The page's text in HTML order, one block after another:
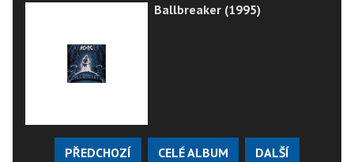
Ballbreaker (1995)
PŘEDCHOZÍ CELÉ ALBUM DALŠÍ